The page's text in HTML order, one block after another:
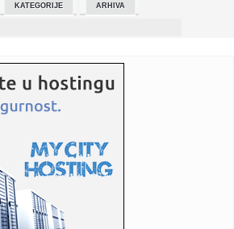
Partizan: Pogledajte najzanimljivije detalje
Lina Bumbar "razbila kasu" u beogradskom
na svoje igrače: Odigrali smo
građane Srbije da što pre napuste Iran zbog
KATEGORIJE ARHIVA